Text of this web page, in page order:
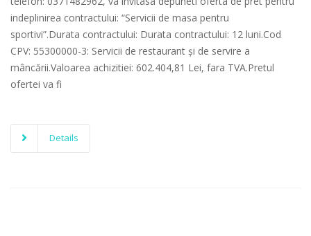
indeplinirea contractului: “Servicii de masa pentru
sportivi”.Durata contractului: Durata contractului: 12 luni.Cod
CPV: 55300000-3: Servicii de restaurant și de servire a
mâncării.Valoarea achizitiei: 602.404,81 Lei, fara TVA.Pretul
ofertei va fi
Details